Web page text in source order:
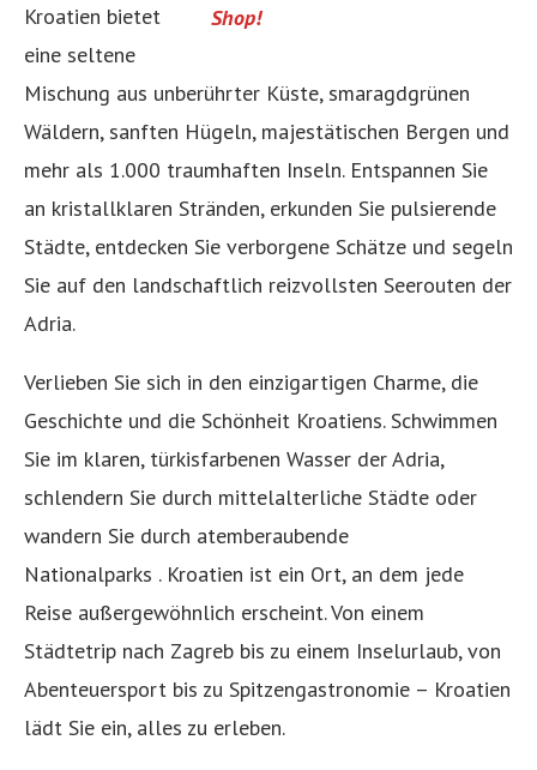
Shop!
Kroatien bietet
eine seltene
Mischung aus unberührter Küste, smaragdgrünen
Wäldern, sanften Hügeln, majestätischen Bergen und
mehr als 1.000 traumhaften Inseln. Entspannen Sie
an kristallklaren Stränden, erkunden Sie pulsierende
Städte, entdecken Sie verborgene Schätze und segeln
Sie auf den landschaftlich reizvollsten Seerouten der
Adria.
Verlieben Sie sich in den einzigartigen Charme, die
Geschichte und die Schönheit Kroatiens. Schwimmen
Sie im klaren, türkisfarbenen Wasser der Adria,
schlendern Sie durch mittelalterliche Städte oder
wandern Sie durch atemberaubende
Nationalparks . Kroatien ist ein Ort, an dem jede
Reise außergewöhnlich erscheint. Von einem
Städtetrip nach Zagreb bis zu einem Inselurlaub, von
Abenteuersport bis zu Spitzengastronomie – Kroatien
lädt Sie ein, alles zu erleben.